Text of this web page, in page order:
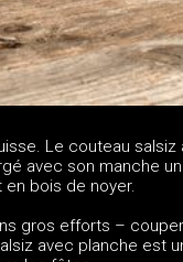
Le couteau salsiz
avec son manche
en bois de noyer.
gros efforts –
avec planche est